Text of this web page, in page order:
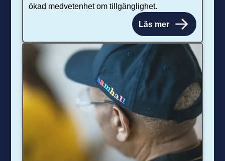
ökad medvetenhet om tillgänglighet.
Läs mer